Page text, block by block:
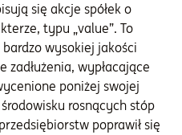
się akcje spółek o
typu „value”. To
wysokiej jakości
wypłacające
poniżej swojej
rosnących stóp
poprawił się